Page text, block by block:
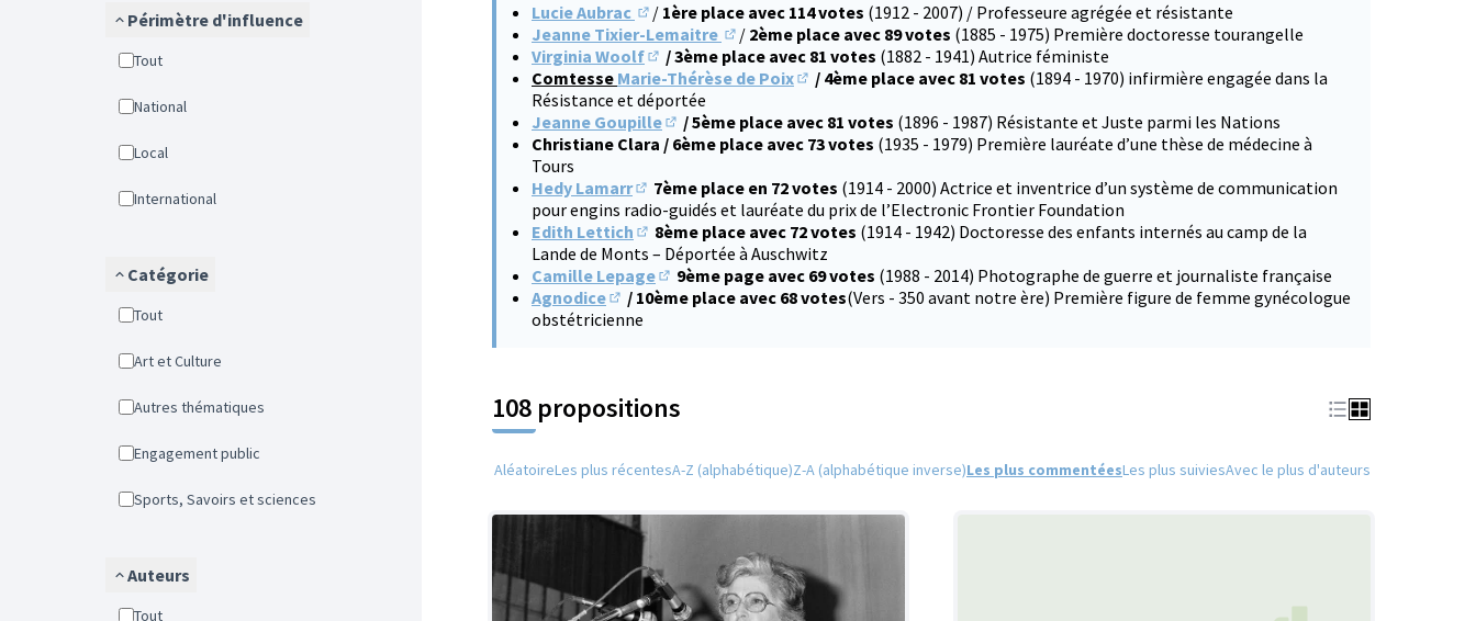
Périmètre d'influence
Tout
National
Local
International
Catégorie
Tout
Art et Culture
Autres thématiques
Engagement public
Sports, Savoirs et sciences
Auteurs
Tout
Lucie Aubrac
(S'ouvre dans un nouvel onglet)
/ 1ère place avec 114 votes (1912 - 2007) / Professeure agrégée et résistante
Jeanne Tixier-Lemaitre
(S'ouvre dans un nouvel onglet)
/ 2ème place avec 89 votes (1885 - 1975) Première doctoresse tourangelle
Virginia Woolf
(S'ouvre dans un nouvel onglet)
/ 3ème place avec 81 votes (1882 - 1941) Autrice féministe
Comtesse Marie-Thérèse de Poix
(S'ouvre dans un nouvel onglet)
/ 4ème place avec 81 votes (1894 - 1970) infirmière engagée dans la
Résistance et déportée
Jeanne Goupille
(S'ouvre dans un nouvel onglet)
/ 5ème place avec 81 votes (1896 - 1987) Résistante et Juste parmi les Nations
Christiane Clara / 6ème place avec 73 votes (1935 - 1979) Première lauréate d’une thèse de médecine à
Tours
Hedy Lamarr
(S'ouvre dans un nouvel onglet)
7ème place en 72 votes (1914 - 2000) Actrice et inventrice d’un système de communication
pour engins radio-guidés et lauréate du prix de l’Electronic Frontier Foundation
Edith Lettich
(S'ouvre dans un nouvel onglet)
8ème place avec 72 votes (1914 - 1942) Doctoresse des enfants internés au camp de la
Lande de Monts – Déportée à Auschwitz
Camille Lepage
(S'ouvre dans un nouvel onglet)
9ème page avec 69 votes (1988 - 2014) Photographe de guerre et journaliste française
Agnodice
(S'ouvre dans un nouvel onglet)
/ 10ème place avec 68 votes(Vers - 350 avant notre ère) Première figure de femme gynécologue
obstétricienne
108 propositions
AléatoireLes plus récentesA-Z (alphabétique)Z-A (alphabétique inverse)Les plus commentéesLes plus suiviesAvec le plus d'auteurs